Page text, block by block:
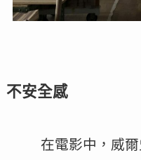
不安全感
在電影中，威爾